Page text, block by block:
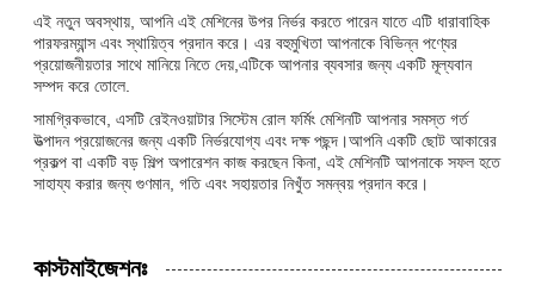
এই নতুন অবস্থায়, আপনি এই মেশিনের উপর নির্ভর করতে পারেন যাতে এটি ধারাবাহিক
পারফরম্যান্স এবং স্থায়িত্ব প্রদান করে। এর বহুমুখিতা আপনাকে বিভিন্ন পণ্যের
প্রয়োজনীয়তার সাথে মানিয়ে নিতে দেয়,এটিকে আপনার ব্যবসার জন্য একটি মূল্যবান
সম্পদ করে তোলে.
সামগ্রিকভাবে, এসটি রেইনওয়াটার সিস্টেম রোল ফর্মিং মেশিনটি আপনার সমস্ত গর্ত
উত্পাদন প্রয়োজনের জন্য একটি নির্ভরযোগ্য এবং দক্ষ পছন্দ।আপনি একটি ছোট আকারের
প্রকল্প বা একটি বড় শিল্প অপারেশন কাজ করছেন কিনা, এই মেশিনটি আপনাকে সফল হতে
সাহায্য করার জন্য গুণমান, গতি এবং সহায়তার নিখুঁত সমন্বয় প্রদান করে।
কাস্টমাইজেশনঃ